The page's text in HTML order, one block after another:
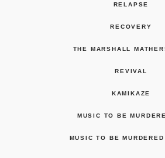
RELAPSE
RECOVERY
THE MARSHALL
REVIVAL
KAMIKAZE
MUSIC TO BE
MUSIC TO BE